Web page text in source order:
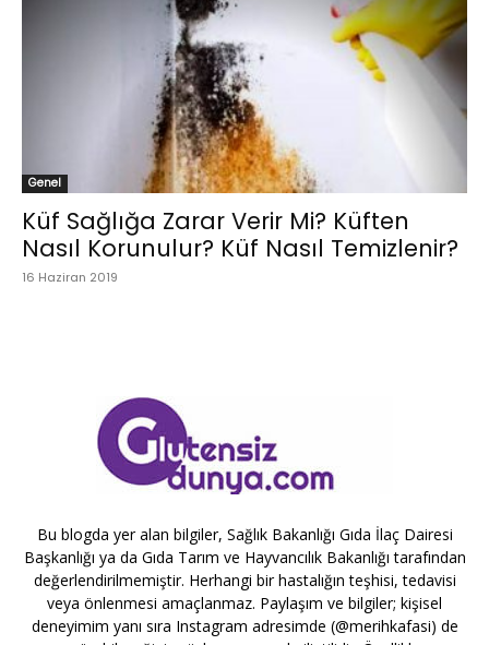
Genel
Küf Sağlığa Zarar Verir Mi? Küften
Nasıl Korunulur? Küf Nasıl Temizlenir?
16 Haziran 2019
Bu blogda yer alan bilgiler, Sağlık Bakanlığı Gıda İlaç Dairesi
Başkanlığı ya da Gıda Tarım ve Hayvancılık Bakanlığı tarafından
değerlendirilmemiştir. Herhangi bir hastalığın teşhisi, tedavisi
veya önlenmesi amaçlanmaz. Paylaşım ve bilgiler; kişisel
deneyimim yanı sıra Instagram adresimde (@merihkafasi) de